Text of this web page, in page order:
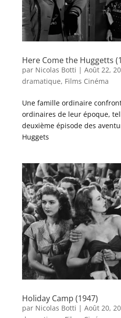
Here Come the Huggetts
par Nicolas Botti | Août 22,
dramatique, Films Cinéma
Une famille ordinaire
ordinaires de leur époque,
deuxième épisode des
Huggets
Holiday Camp (1947)
par Nicolas Botti | Août 20,